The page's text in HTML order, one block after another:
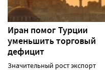
Иран помог Турции
уменьшить торговый
дефицит
Значительный рост экспорт